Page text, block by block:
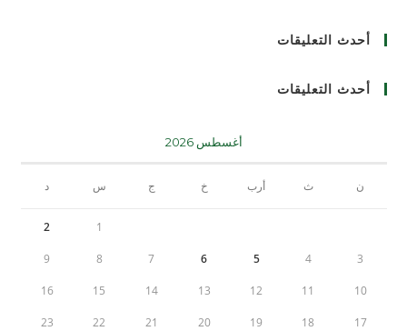
أحدث التعليقات
أحدث التعليقات
أغسطس 2026
ن ث أرب خ ج س د
1
2
3
4
5
6
7
8
9
10
11
12
13
14
15
16
17
18
19
20
21
22
23